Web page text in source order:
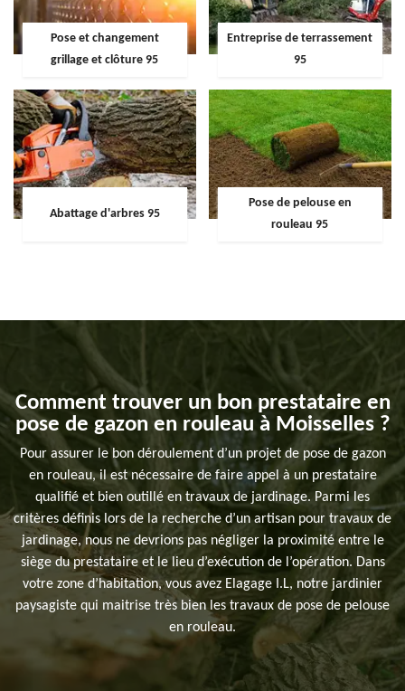
Pose et changement
grillage et clôture 95
Entreprise de terrassement
95
Abattage d'arbres 95
Pose de pelouse en
rouleau 95
Comment trouver un bon prestataire en
pose de gazon en rouleau à Moisselles ?
Pour assurer le bon déroulement d’un projet de pose de gazon
en rouleau, il est nécessaire de faire appel à un prestataire
qualifié et bien outillé en travaux de jardinage. Parmi les
critères définis lors de la recherche d’un artisan pour travaux de
jardinage, nous ne devrions pas négliger la proximité entre le
siège du prestataire et le lieu d’exécution de l’opération. Dans
votre zone d’habitation, vous avez Elagage I.L, notre jardinier
paysagiste qui maitrise très bien les travaux de pose de pelouse
en rouleau.